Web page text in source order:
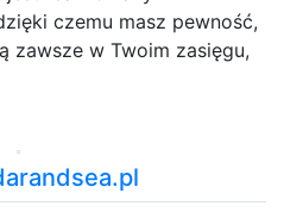
czemu masz pewność,
zawsze w Twoim zasięgu,